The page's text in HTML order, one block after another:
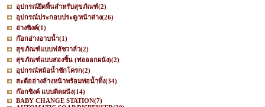
อุปกรณ์ยึดพื้นสำหรับสุขภัณฑ์(2)
อุปกรณ์ประกอบประตู/หน้าต่าง(26)
อ่างซิงค์(1)
ก๊อกอ่างอาบน้ำ(1)
สุขภัณฑ์แบบฟลัชวาล์ว(2)
สุขภัณฑ์แบบสองชิ้น (ท่อออกผนัง)(2)
อุปกรณ์หม้อน้ำชักโครก(2)
สะดืออ่างล้างหน้าพร้อมท่อน้ำทิ้ง(34)
ก๊อกซิงค์ แบบติดผนัง(14)
BABY CHANGE STATION(7)